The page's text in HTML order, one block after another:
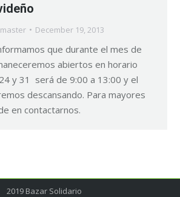
December 19, 2013
que durante el mes de
abiertos en horario
y 31 será de 9:00 a 13:00 y el
descansando. Para mayores
en contactarnos.
2019 Bazar Solidario